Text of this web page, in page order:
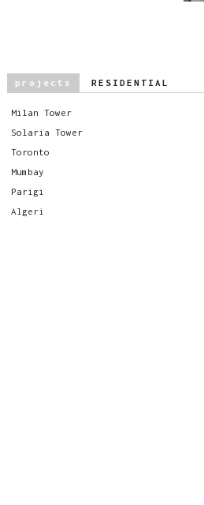
projects RESIDENTIAL
Milan Tower
Solaria Tower
Toronto
Mumbay
Parigi
Algeri